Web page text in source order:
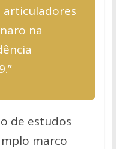
articuladores
na
de estudos
marco